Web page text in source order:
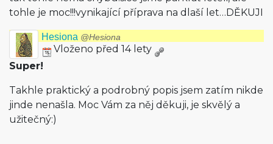
tohle je moc!!!vynikající příprava na dlaší let…DĚKUJI
Hesiona @Hesiona
Vloženo před 14 lety
Super!
Takhle praktický a podrobný popis jsem zatím nikde
jinde nenašla. Moc Vám za něj děkuji, je skvělý a
užitečný:)